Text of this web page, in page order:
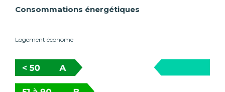
Consommations énergétiques
Logement économe